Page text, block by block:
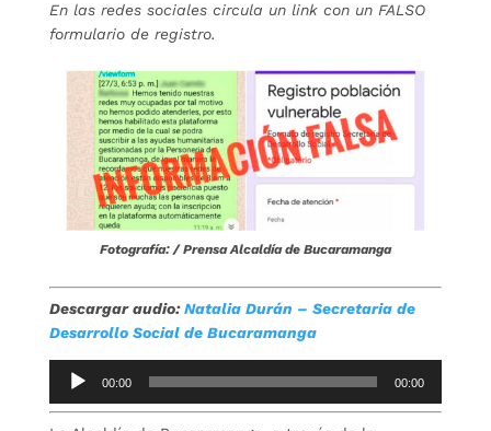
En las redes sociales circula un link con un FALSO
formulario de registro.
Fotografía: / Prensa Alcaldía de Bucaramanga
Descargar audio:Natalia Durán – Secretaria de
Desarrollo Social de Bucaramanga
Reproductor
audio
00:00 00:00